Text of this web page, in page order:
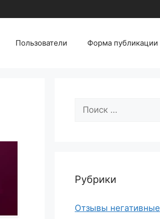
Пользователи Форма публикации
Поиск:
Рубрики
Отзывы негативные